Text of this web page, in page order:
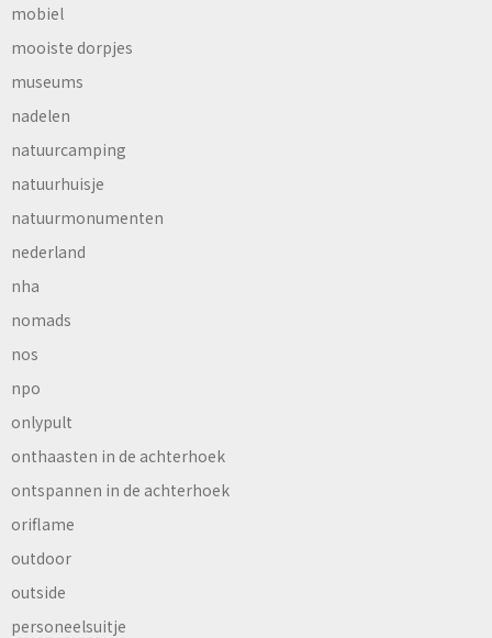
mobiel
mooiste dorpjes
museums
nadelen
natuurcamping
natuurhuisje
natuurmonumenten
nederland
nha
nomads
nos
npo
onlypult
onthaasten in de achterhoek
ontspannen in de achterhoek
oriflame
outdoor
outside
personeelsuitje